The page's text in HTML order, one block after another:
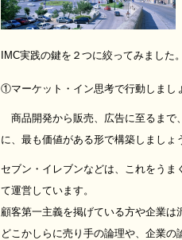
IMC実践の鍵を２つに絞ってみました
①マーケット・イン思考で行動しまし
商品開発から販売、広告に至るまで
に、最も価値がある形で構築しましょ
セブン・イレブンなどは、これをうま
て運営しています。
顧客第一主義を掲げている方や企業は
どこかしらに売り手の論理や、企業